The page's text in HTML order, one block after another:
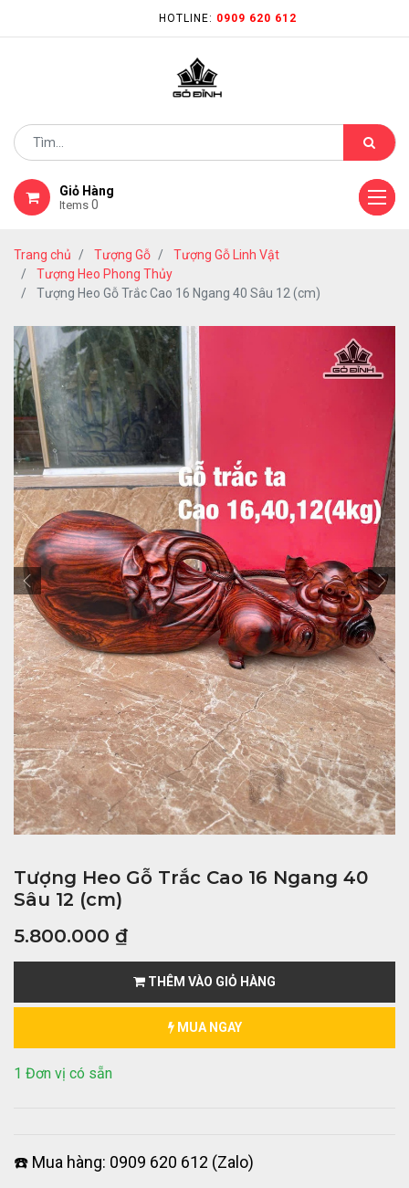
HOTLINE: 0909 620 612
Giỏ Hàng
Items 0
Trang chủ Tượng Gỗ
Tượng Gỗ Linh Vật
Tượng Heo Phong Thủy
Tượng Heo Gỗ Trắc Cao 16 Ngang 40 Sâu 12 (cm)
Tượng Heo Gỗ Trắc Cao 16 Ngang 40
Sâu 12 (cm)
5.800.000 ₫
THÊM VÀO GIỎ HÀNG
MUA NGAY
1 Đơn vị có sẵn
☎️ Mua hàng: 0909 620 612 (Zalo)